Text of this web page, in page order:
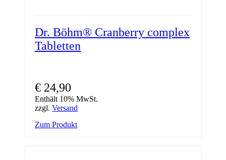
Dr. Böhm® Cranberry complex
Tabletten
€ 24,90
Enthält 10% MwSt.
zzgl. Versand
Zum Produkt